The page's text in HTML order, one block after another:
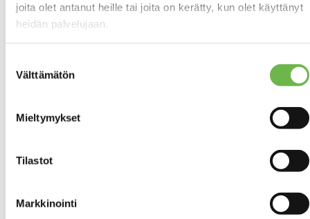
joita olet antanut heille tai joita on kerätty, kun olet käyttänyt
heidän palvelujaan.
valinta
Välttämätön
Mieltymykset
Tilastot
Markkinointi
Lisätiedot
Kellarikerroksessa.
Puistoalueeseen